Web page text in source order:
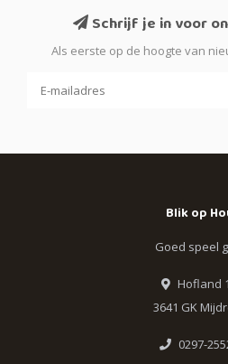
Schrijf je in voor
Als eerste op de hoogte van
Blik op
Goed speel
Hofland
3641 GK
0297-